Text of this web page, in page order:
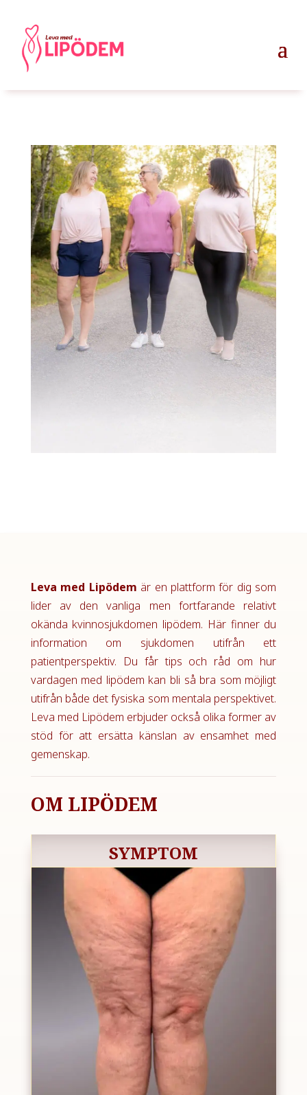
Leva med Lipödem är en plattform för dig som
lider av den vanliga men fortfarande relativt
okända kvinnosjukdomen lipödem. Här finner du
information om sjukdomen utifrån ett
patientperspektiv. Du får tips och råd om hur
vardagen med lipödem kan bli så bra som möjligt
utifrån både det fysiska som mentala perspektivet.
Leva med Lipödem erbjuder också olika former av
stöd för att ersätta känslan av ensamhet med
gemenskap.
OM LIPÖDEM
SYMPTOM